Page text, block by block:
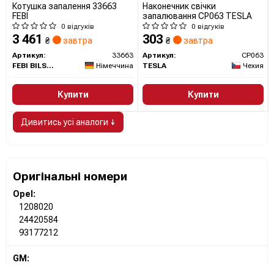
Котушка запалення 33663
FEBI
0 відгуків
3 461 ₴ завтра
Артикул:
33663
FEBI BILSTEIN
Німеччина
Купити
Наконечник свічки
запалювання CP063 TESLA
0 відгуків
303 ₴ завтра
Артикул:
CP063
TESLA
Чехия
Купити
Дивитись усі аналоги ↓
Оригінальні номери
Opel:
1208020
24420584
93177212
GM: